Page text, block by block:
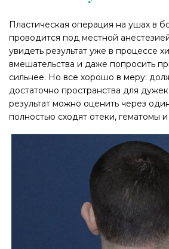
Пластическая операция на ушах в
проводится под местной
увидеть результат уже в процессе
вмешательства и даже попросить
сильнее. Но все хорошо в меру:
достаточно пространства для
результат можно оценить через
полностью сходят отеки, гематомы